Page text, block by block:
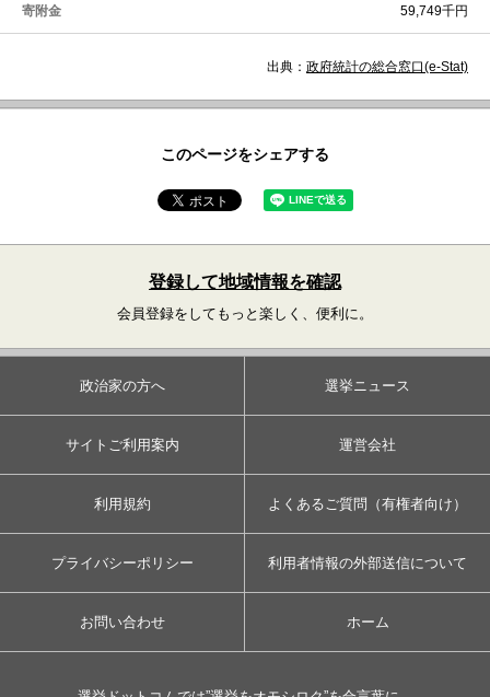
寄附金 59,749千円
出典： 政府統計の総合窓口(e-Stat)
このページをシェアする
登録して地域情報を確認
会員登録をしてもっと楽しく、便利に。
政治家の方へ 選挙ニュース
サイトご利用案内 運営会社
利用規約 よくあるご質問（有権者向け）
プライバシーポリシー 利用者情報の外部送信について
お問い合わせ ホーム